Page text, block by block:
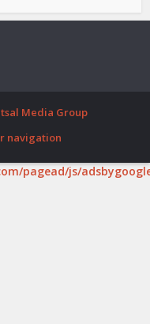
Media Group
navigation
pagead/js/